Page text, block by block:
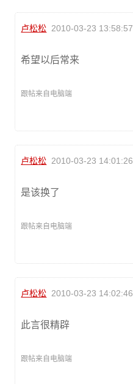
卢松松 2010-03-23 13:58:57
希望以后常来
跟帖来自电脑端
卢松松 2010-03-23 14:01:26
是该换了
跟帖来自电脑端
卢松松 2010-03-23 14:02:46
此言很精辟
跟帖来自电脑端